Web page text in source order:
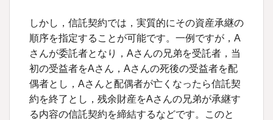
しかし，信託契約では，実質的にその資産承継の
順序を指定することが可能です。一例ですが，A
さんが委託者となり，Aさんの兄弟を受託者，当
初の受益者をAさん，Aさんの死後の受益者を配
偶者とし，Aさんと配偶者が亡くなったら信託契
約を終了とし，残余財産をAさんの兄弟が承継す
る内容の信託契約を締結するなどです。このと